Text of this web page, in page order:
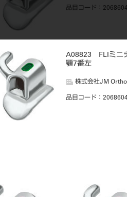
品目コード ：
A08823 FLIミニ
顎7番左
株式会社JM Ortho
品目コード ：